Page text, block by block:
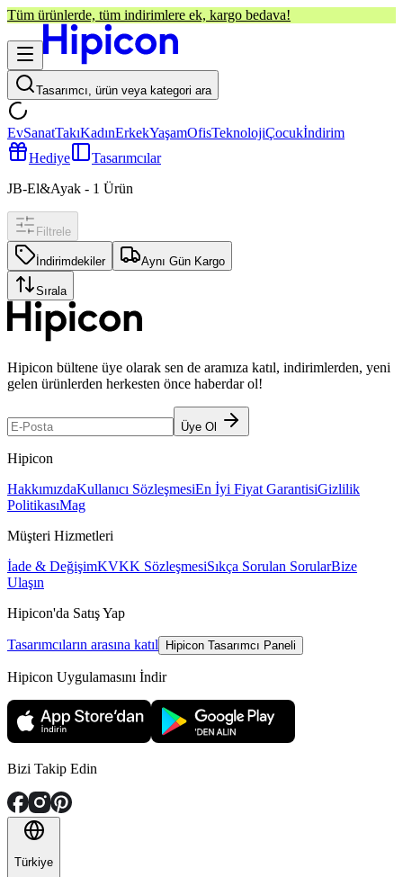
Tüm ürünlerde, tüm indirimlere ek, kargo bedava!
Tasarımcı, ürün veya kategori ara
EvSanatTakıKadınErkekYaşamOfisTeknolojiÇocukİndirim
Hediye
Tasarımcılar
JB-El&Ayak - 1 Ürün
Filtrele
İndirimdekiler Aynı Gün Kargo
Sırala
Hipicon bültene üye olarak sen de aramıza katıl, indirimlerden, yeni
gelen ürünlerden herkesten önce haberdar ol!
Üye Ol
Hipicon
HakkımızdaKullanıcı SözleşmesiEn İyi Fiyat GarantisiGizlilik
PolitikasıMag
Müşteri Hizmetleri
İade & DeğişimKVKK SözleşmesiSıkça Sorulan SorularBize
Ulaşın
Hipicon'da Satış Yap
Tasarımcıların arasına katıl Hipicon Tasarımcı Paneli
Hipicon Uygulamasını İndir
Bizi Takip Edin
Türkiye